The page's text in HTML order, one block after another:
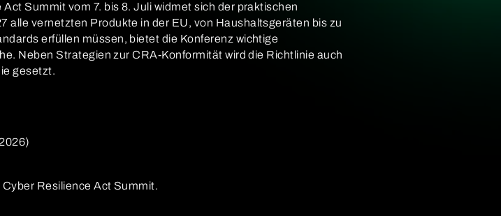
Summit vom 7. bis 8. Juli widmet sich der praktischen
alle vernetzten Produkte in der EU, von Haushaltsgeräten bis zu
erfüllen müssen, bietet die Konferenz wichtige
Neben Strategien zur CRA-Konformität wird die Richtlinie auch
gesetzt.
Resilience Act Summit.